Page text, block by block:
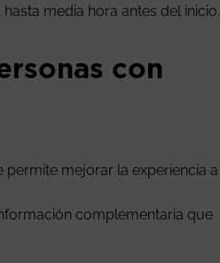
media hora antes del inicio.
con
mejorar la experiencia a
complementaria que